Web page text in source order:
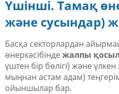
Үшінші. Тамақ
және сусындар)
Басқа секторлардан
өнеркәсібінде жалпы
үштен бір бөлігі) және
мыңнан астам адам)
ойыншылар бар.